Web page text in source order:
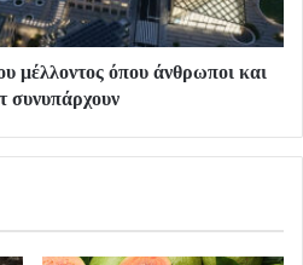
όπου άνθρωποι και
συνυπάρχουν